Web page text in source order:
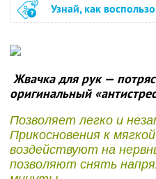
Узнай, как
Жвачка для рук —
оригинальный
Позволяет легко и
Прикосновения к
воздействуют на
позволяют снять